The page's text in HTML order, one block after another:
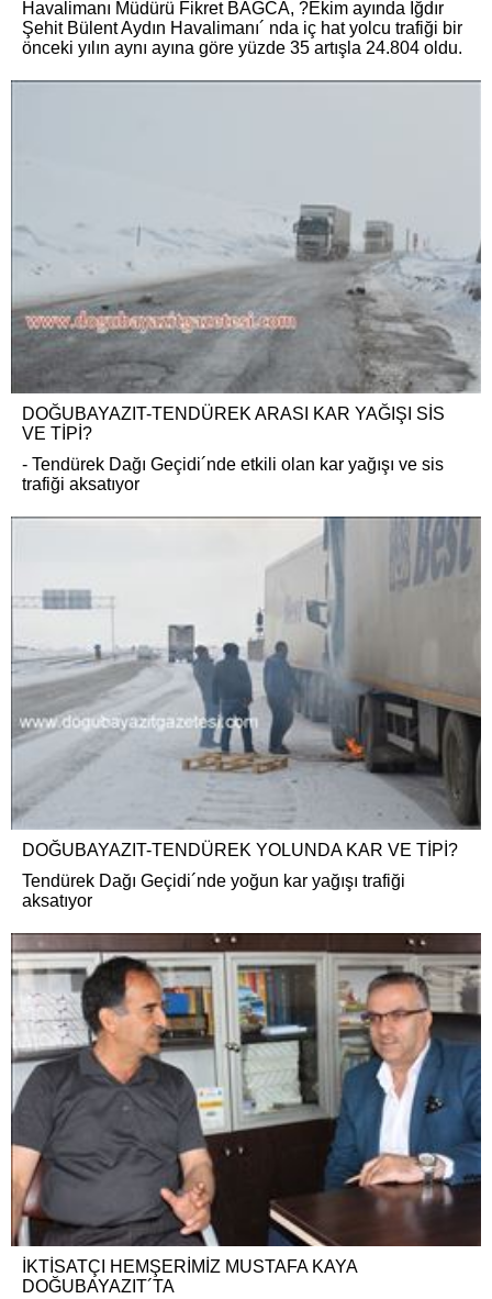
Havalimanı Müdürü Fikret BAĞCA, ?Ekim ayında Iğdır
Şehit Bülent Aydın Havalimanı´ nda iç hat yolcu trafiği bir
önceki yılın aynı ayına göre yüzde 35 artışla 24.804 oldu.
DOĞUBAYAZIT-TENDÜREK ARASI KAR YAĞIŞI SİS
VE TİPİ?
- Tendürek Dağı Geçidi´nde etkili olan kar yağışı ve sis
trafiği aksatıyor
DOĞUBAYAZIT-TENDÜREK YOLUNDA KAR VE TİPİ?
Tendürek Dağı Geçidi´nde yoğun kar yağışı trafiği
aksatıyor
İKTİSATÇI HEMŞERİMİZ MUSTAFA KAYA
DOĞUBAYAZIT´TA